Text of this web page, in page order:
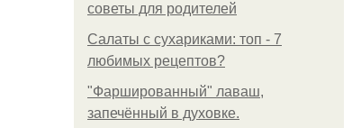
советы для родителей
Салаты с сухариками: топ - 7
любимых рецептов?
"Фаршированный" лаваш,
запечённый в духовке.